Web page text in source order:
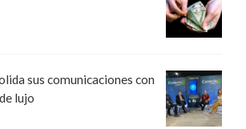
sus comunicaciones con
lujo